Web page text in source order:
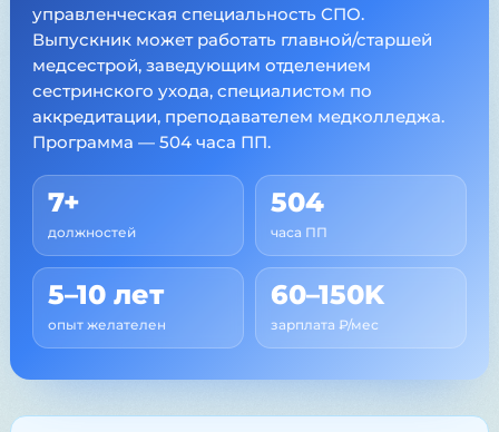
управленческая специальность СПО.
Выпускник может работать главной/старшей
медсестрой, заведующим отделением
сестринского ухода, специалистом по
аккредитации, преподавателем медколледжа.
Программа — 504 часа ПП.
7+
должностей
504
часа ПП
5–10 лет
опыт желателен
60–150K
зарплата ₽/мес